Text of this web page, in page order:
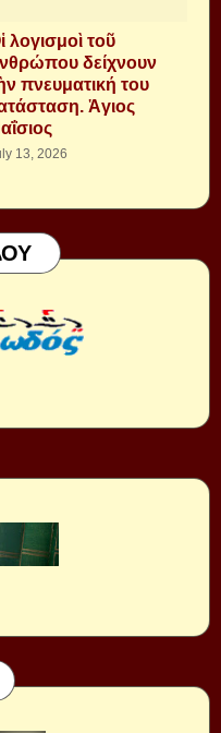
λογισμοὶ τοῦ
δείχνουν
πνευματική του
Ἁγιος
13, 2026